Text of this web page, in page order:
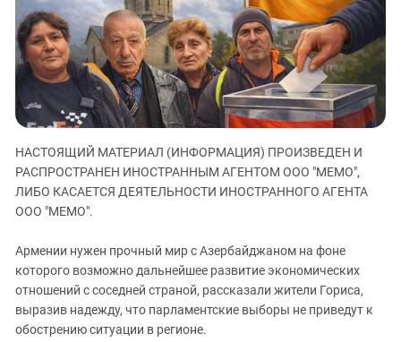
ЗАСТАВЛЯЕТ
КАВКАЗ ЗА ПАЛЕСТИНУ
ИНАКОМЫСЛИЕ В ЧЕЧНЕ
ПРЕСЛЕДОВАНИЕ АКТИВИСТОВ
МОБИЛИЗАЦИЯ И ПРОТЕСТЫ
Дагестан
Ингушетия
Кабардино-Балкария
Калмыкия
Карачаево-Черкесия
Краснодарский край
Российская Федерация
Северная Осетия - Алания
СКФО
Ставропольский край
НАСТОЯЩИЙ МАТЕРИАЛ (ИНФОРМАЦИЯ) ПРОИЗВЕДЕН И
РАСПРОСТРАНЕН ИНОСТРАННЫМ АГЕНТОМ ООО "МЕМО",
ЛИБО КАСАЕТСЯ ДЕЯТЕЛЬНОСТИ ИНОСТРАННОГО АГЕНТА
ООО "МЕМО".
Армении нужен прочный мир с Азербайджаном на фоне
которого возможно дальнейшее развитие экономических
отношений с соседней страной, рассказали жители Гориса,
выразив надежду, что парламентские выборы не приведут к
обострению ситуации в регионе.